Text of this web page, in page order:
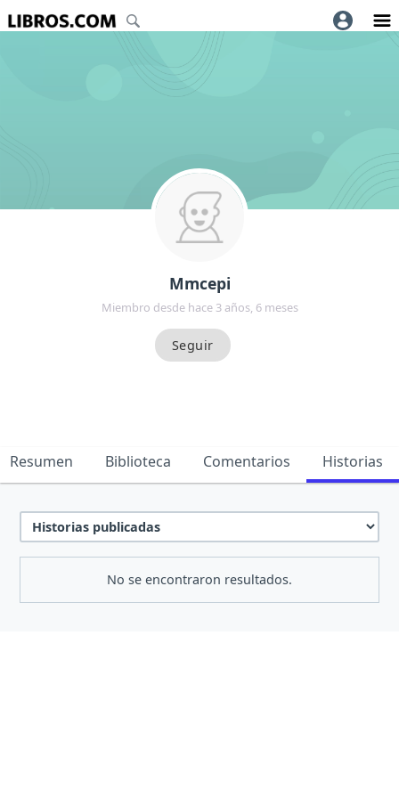
Mmcepi
Miembro desde hace 3 años, 6 meses
Resumen Biblioteca Comentarios Historias
No se encontraron resultados.